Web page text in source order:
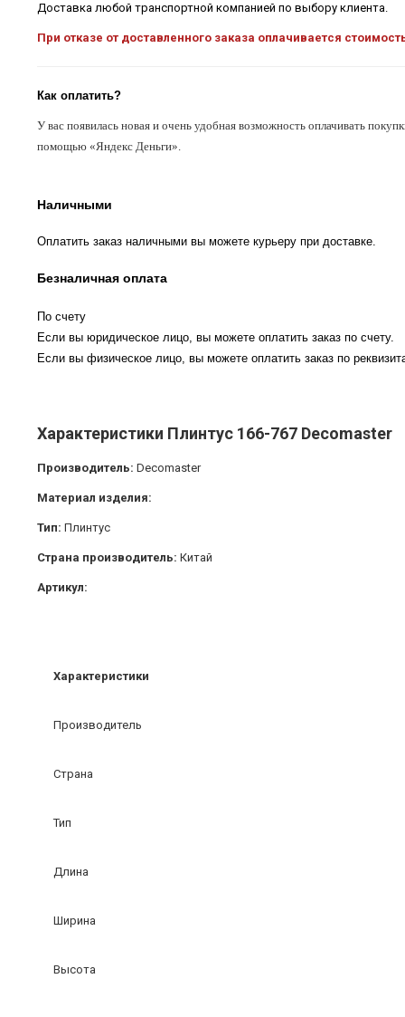
Доставка любой транспортной компанией по выбору клиента.
При отказе от доставленного заказа оплачивается
Как оплатить?
У вас появилась новая и очень удобная возможность оплачивать
помощью «Яндекс Деньги».
Наличными
Оплатить заказ наличными вы можете курьеру при доставке.
Безналичная оплата
По счету
Если вы юридическое лицо, вы можете оплатить заказ по счету.
Если вы физическое лицо, вы можете оплатить заказ по
Характеристики Плинтус 166-767 Decomaster
Производитель: Decomaster
Материал изделия:
Тип: Плинтус
Страна производитель: Китай
Артикул:
Характеристики
Производитель
Страна
Тип
Длина
Ширина
Высота